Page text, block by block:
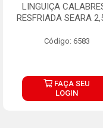
LINGUIÇA
RESFRIADA SEARA
Código: 6583
FAÇA SEU
LOGIN